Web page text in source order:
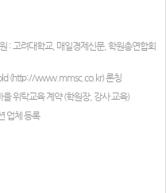
: 고려대학교, 매일경제신문, 학원총연합회
(http://www.mmsc.co.kr) 론칭
위탁교육 계약 (학원장, 강사 교육)
업체 등록